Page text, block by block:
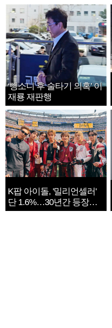
‘뺑소니 후 술타기 의혹’ 이
재룡 재판행
K팝 아이돌, '밀리언셀러'
단 1.6%…30년간 등장
1182개팀 전수조사